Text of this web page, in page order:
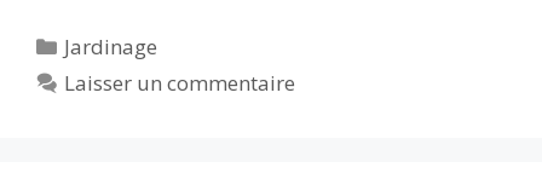
Catégories
Jardinage
Laisser un commentaire